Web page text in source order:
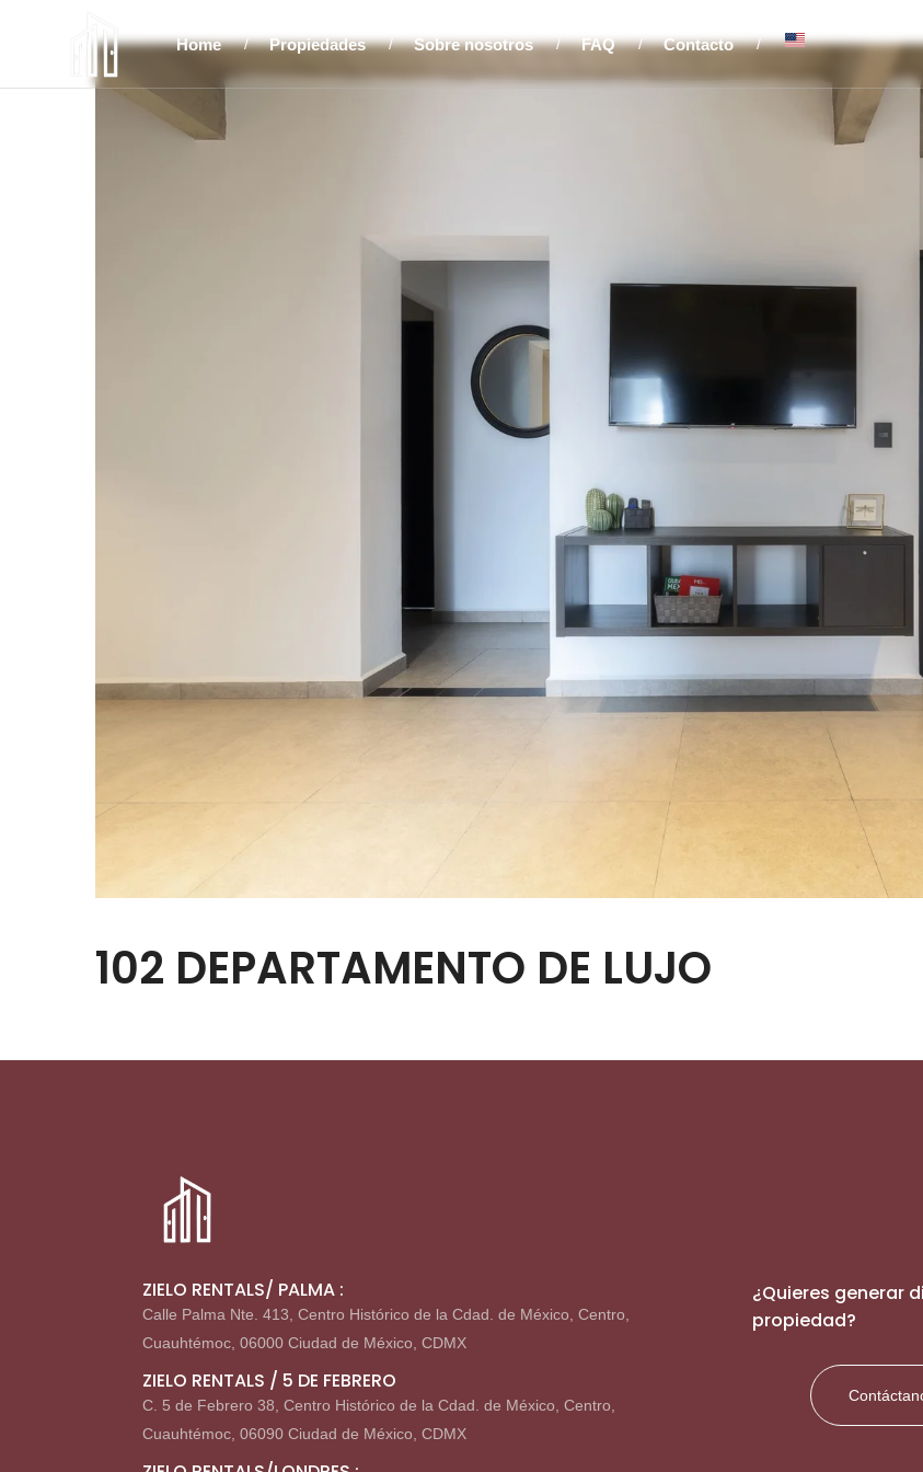
Home Propiedades Sobre nosotros FAQ Contacto
102 DEPARTAMENTO DE LUJO
ZIELO RENTALS/ PALMA :
Calle Palma Nte. 413, Centro Histórico de la Cdad. de México, Centro,
Cuauhtémoc, 06000 Ciudad de México, CDMX
ZIELO RENTALS / 5 DE FEBRERO
C. 5 de Febrero 38, Centro Histórico de la Cdad. de México, Centro,
Cuauhtémoc, 06090 Ciudad de México, CDMX
¿Quieres generar
propiedad?